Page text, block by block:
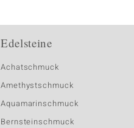
Edelsteine
Achatschmuck
Amethystschmuck
Aquamarinschmuck
Bernsteinschmuck